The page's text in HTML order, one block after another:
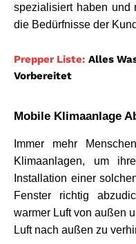
spezialisiert haben und
die Bedürfnisse der
Prepper Liste: Alles
Vorbereitet
Mobile Klimaanlage
Immer mehr
Klimaanlagen, um
Installation einer
Fenster richtig
warmer Luft von außen
Luft nach außen zu